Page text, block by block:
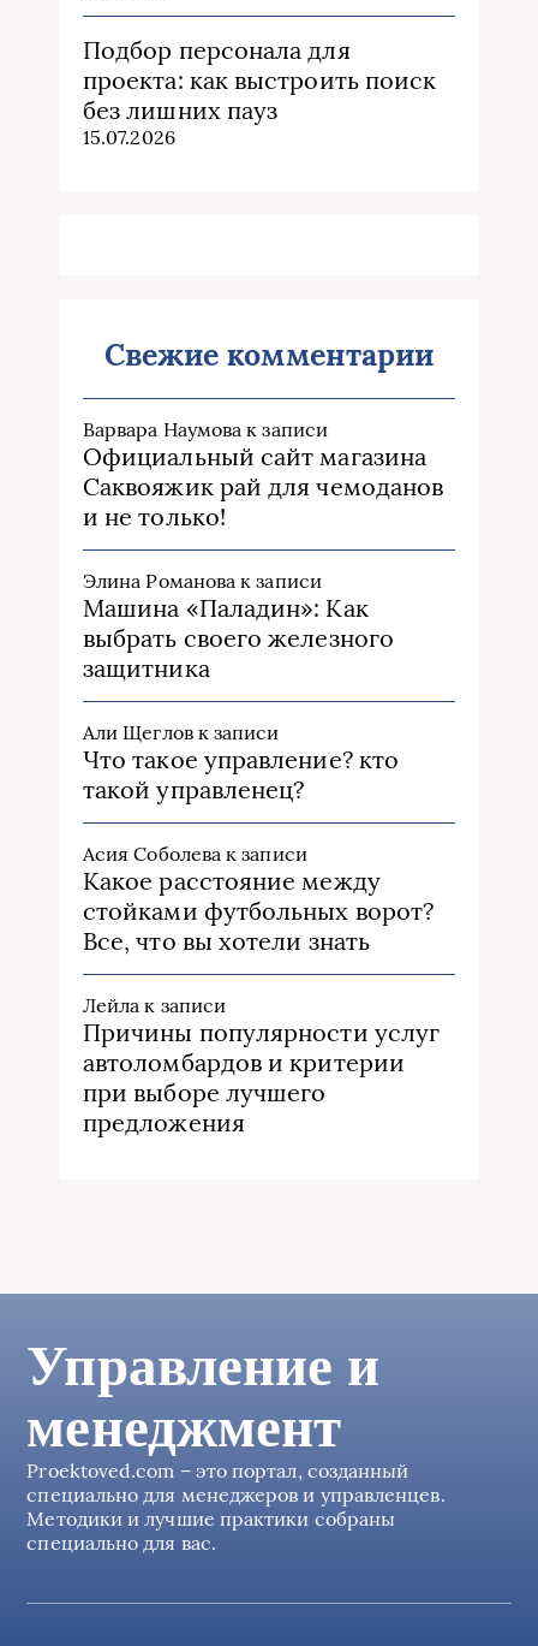
Подбор персонала для
проекта: как выстроить поиск
без лишних пауз
15.07.2026
Свежие комментарии
Варвара Наумова к записи
Официальный сайт магазина
Саквояжик рай для чемоданов
и не только!
Элина Романова к записи
Машина «Паладин»: Как
выбрать своего железного
защитника
Али Щегловк записи
Что такое управление? кто
такой управленец?
Асия Соболева к записи
Какое расстояние между
стойками футбольных ворот?
Все, что вы хотели знать
Лейла к записи
Причины популярности услуг
автоломбардов и критерии
при выборе лучшего
предложения
Управление и
менеджмент
Proektoved.com – это портал, созданный
специально для менеджеров и управленцев.
Методики и лучшие практики собраны
специально для вас.